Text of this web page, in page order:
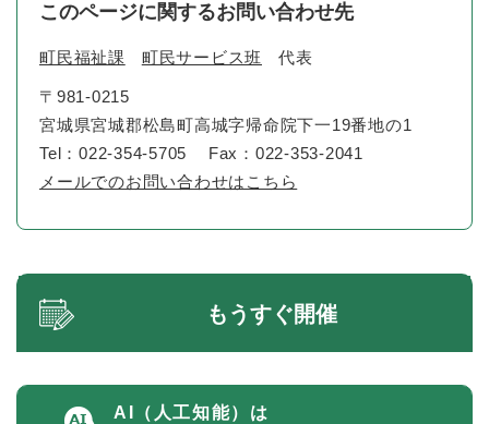
このページに関するお問い合わせ先
町民福祉課 町民サービス班 代表
〒981-0215
宮城県宮城郡松島町高城字帰命院下一19番地の1
Tel：022-354-5705
Fax：022-353-2041
メールでのお問い合わせはこちら
もうすぐ開催
AI（人工知能）は